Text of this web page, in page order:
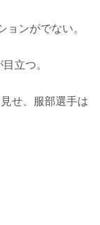
ンがでない。
立つ。
せ、服部選手は